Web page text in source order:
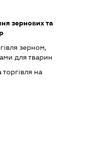
зернових та
зерном,
для тварин
торгівля на